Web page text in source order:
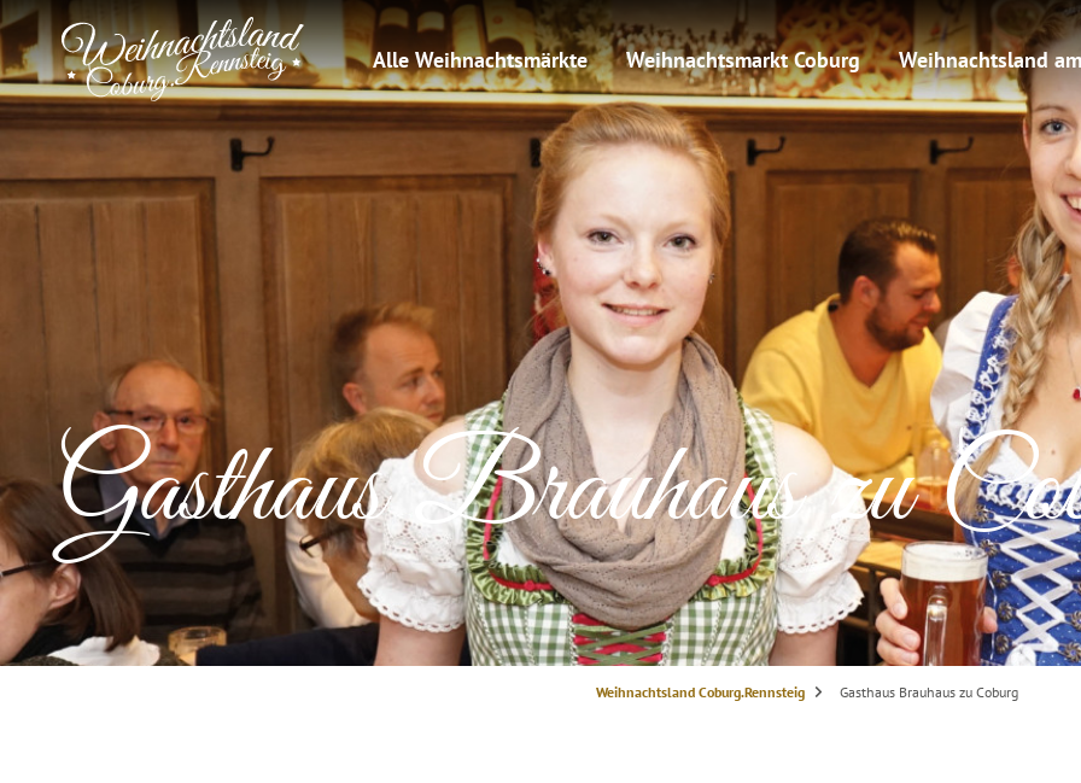
Alle Weihnachtsmärkte Weihnachtsmarkt Coburg Weihnachtsland
Gasthaus Brauhaus zu
S
Weihnachtsland Coburg.Rennsteig Gasthaus Brauhaus zu Coburg